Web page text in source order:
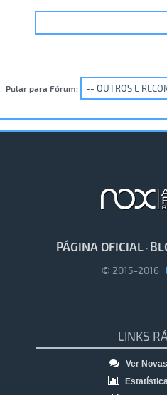
Pular para Fórum:
PÁGINA OFICIAL ·
© 2015-2016
LINKS
Ver